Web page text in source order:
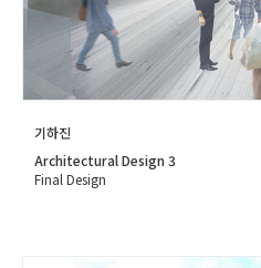
기하진
Architectural Design 3
Final Design